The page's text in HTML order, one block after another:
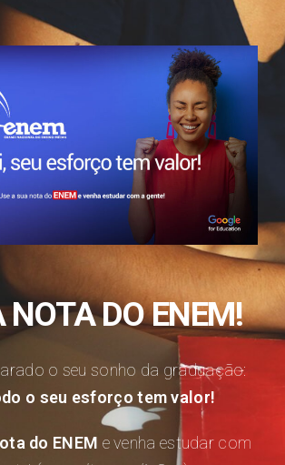
NOTA DO ENEM!
o seu sonho da graduação:
o seu esforço tem valor!
do ENEM e venha estudar com